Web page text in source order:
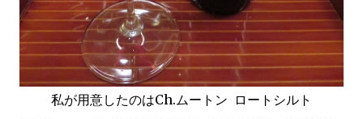
私が用意したのはCh.ムートン ロートシルト